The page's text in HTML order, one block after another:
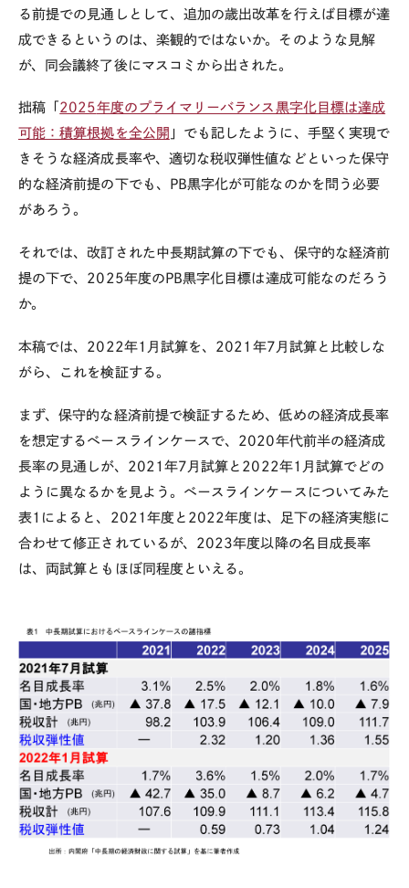
る前提での見通しとして、追加の歳出改革を行えば目標が達
成できるというのは、楽観的ではないか。そのような見解
が、同会議終了後にマスコミから出された。
拙稿「 2025年度のプライマリーバランス黒字化目標は達成
可能：積算根拠を全公開 」でも記したように、手堅く実現で
きそうな経済成長率や、適切な税収弾性値などといった保守
的な経済前提の下でも、
PB黒字化が可能なのかを問う必要
があろう。
それでは、改訂された中長期試算の下でも、保守的な経済前
提の下で、 2025年度の PB黒字化目標は達成可能なのだろう
か。
本稿では、 2022年1 月試算を、 2021 年7 月試算と比較しな
がら、これを検証する。
まず、保守的な経済前提で検証するため、低めの経済成長率
を想定するベースラインケースで、 2020年代前半の経済成
長率の見通しが、 2021 年7 月試算と 2022年1 月試算でどの
ように異なるかを見よう。ベースラインケースについてみた
表1 によると、 2021 年度と 2022年度は、足下の経済実態に
合わせて修正されているが、 2023年度以降の名目成長率
は、両試算ともほぼ同程度といえる。